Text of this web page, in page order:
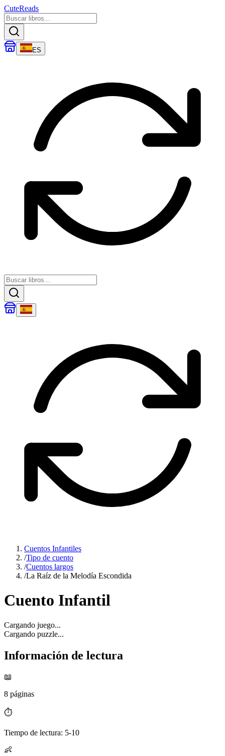
CuteReads
ES
Cuentos Infantiles
/Tipo de cuento
/Cuentos largos
/La Raíz de la Melodía Escondida
Cuento Infantil
Cargando juego...
Cargando puzzle...
Información de lectura
📖
8 páginas
⏱️
Tiempo de lectura: 5-10
👶